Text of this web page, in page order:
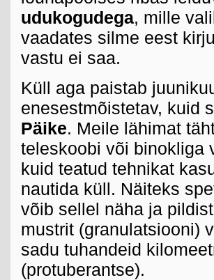
udukogudega, mille
vaadates silme eest
vastu ei saa.
Küll aga paistab
enesestmõistetav, kuid
Päike. Meile lähimat
teleskoobi või binokliga
kuid teatud tehnikat
nautida küll. Näiteks
võib sellel näha ja
mustrit (granulatsiooni)
sadu tuhandeid
(protuberantse).